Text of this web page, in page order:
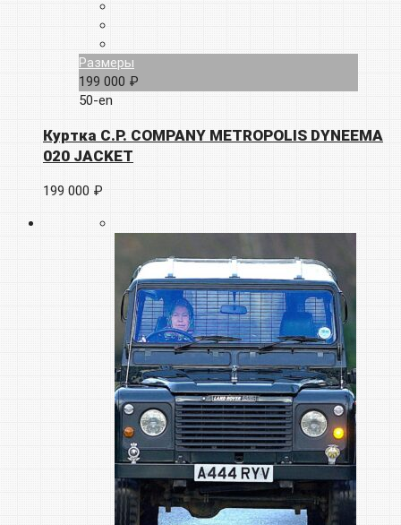
Размеры
199 000 ₽
50-en
Куртка C.P. COMPANY METROPOLIS DYNEEMA
020 JACKET
199 000 ₽